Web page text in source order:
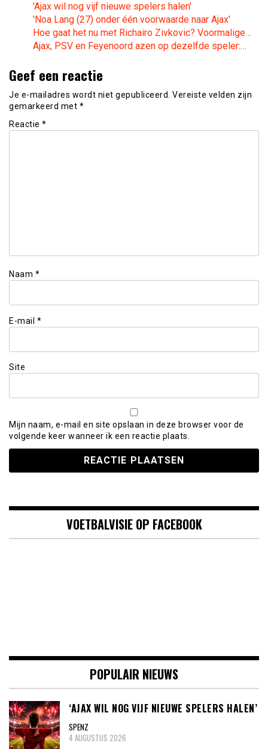
'Ajax wil nog vijf nieuwe spelers halen'
'Noa Lang (27) onder één voorwaarde naar Ajax'
Hoe gaat het nu met Richairo Zivkovic? Voormalige…
Ajax, PSV en Feyenoord azen op dezelfde speler:…
Geef een reactie
Je e-mailadres wordt niet gepubliceerd. Vereiste velden zijn
gemarkeerd met *
Reactie *
Naam *
E-mail *
Site
Mijn naam, e-mail en site opslaan in deze browser voor de
volgende keer wanneer ik een reactie plaats.
VOETBALVISIE OP FACEBOOK
POPULAIR NIEUWS
‘AJAX WIL NOG VIJF NIEUWE SPELERS HALEN’
SPENZ
4 AUGUSTUS 2026